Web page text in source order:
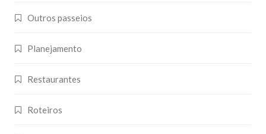
Outros passeios
Planejamento
Restaurantes
Roteiros